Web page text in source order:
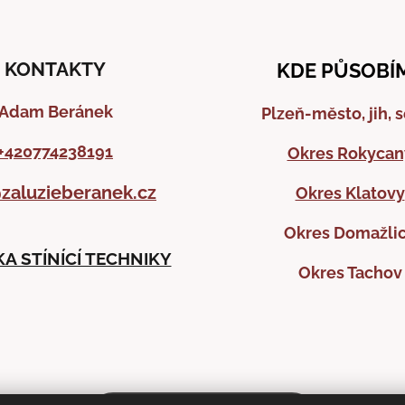
zcela vytáhnout nebo
venkovní roleta se
ovládá. Stačí otevřít
dvěma háčkům na
KONTAKTY
Beránek
STÍNÍCÍ TECHNIKY
KDE
Plzeň-město, jih,
Okres
Okres Klatovy
Okres
Okres Tachov